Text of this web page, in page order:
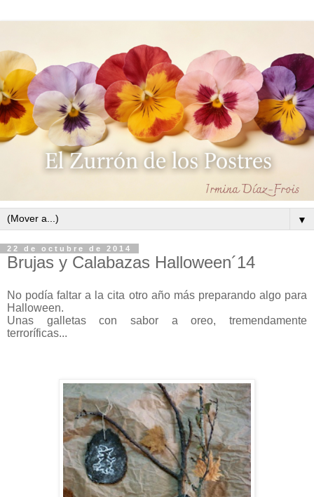
▼
22 de octubre de 2014
Brujas y Calabazas Halloween´14
No podía faltar a la cita otro año más preparando algo para
Halloween.
Unas galletas con sabor a oreo, tremendamente
terroríficas...